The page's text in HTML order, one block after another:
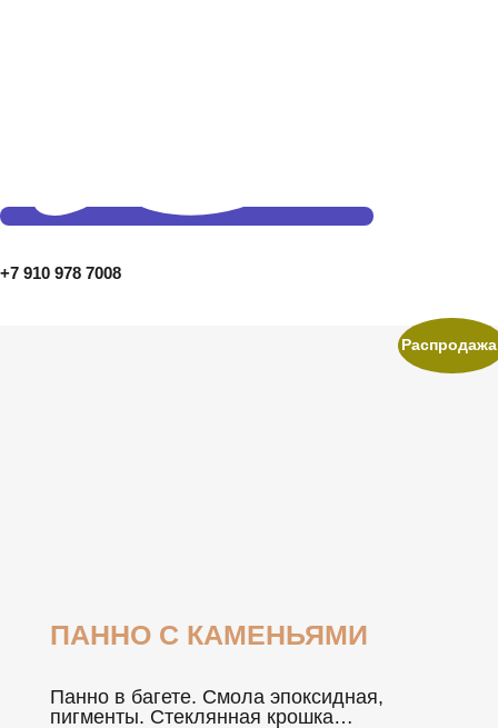
+7 910 978 7008
ПАННО С КAМЕНЬЯМИ
Панно в багете. Смола эпоксидная,
пигменты. Стеклянная крошка…